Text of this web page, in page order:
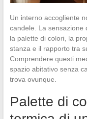
Un interno accogliente
candele. La sensazione
la palette di colori, la
stanza e il rapporto tra
Comprendere questi
spazio abitativo senza
trova ovunque.
Palette di